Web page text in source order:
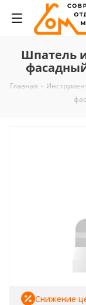
Шпатель
Главная -
Снижение